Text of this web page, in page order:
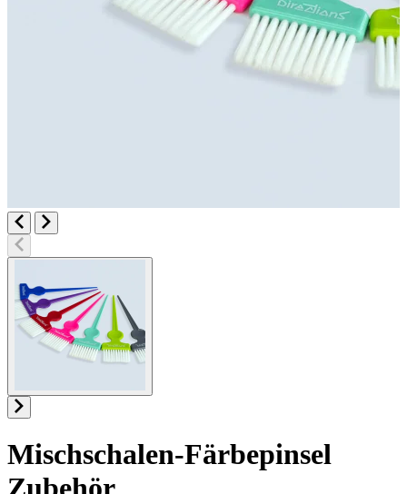
Mischschalen-Färbepinsel